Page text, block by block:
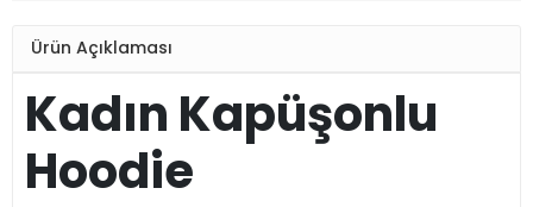
Ürün Açıklaması
Kadın Kapüşonlu
Hoodie